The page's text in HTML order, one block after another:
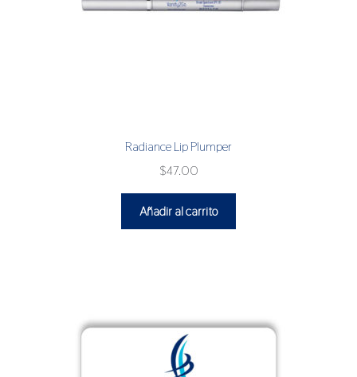
Radiance Lip Plumper
$47.00
Añadir al carrito